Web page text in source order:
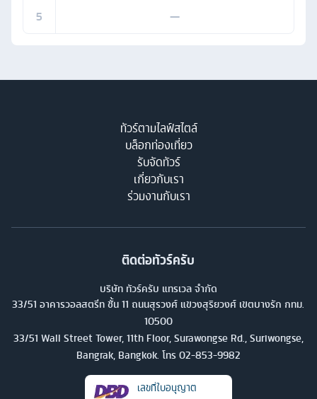
5
—
ทัวร์ตามไลฟ์สไตล์
บล็อกท่องเที่ยว
รับจัดทัวร์
เกี่ยวกับเรา
ร่วมงานกับเรา
ติดต่อทัวร์ครับ
บริษัท ทัวร์ครับ แทรเวล จำกัด
33/51 อาคารวอลสตรีท ชั้น 11 ถนนสุรวงศ์ แขวงสุริยวงศ์ เขตบางรัก กทม.
10500
33/51 Wall Street Tower, 11th Floor, Surawongse Rd., Suriwongse,
Bangrak, Bangkok. โทร 02-853-9982
เลขที่ใบอนุญาต